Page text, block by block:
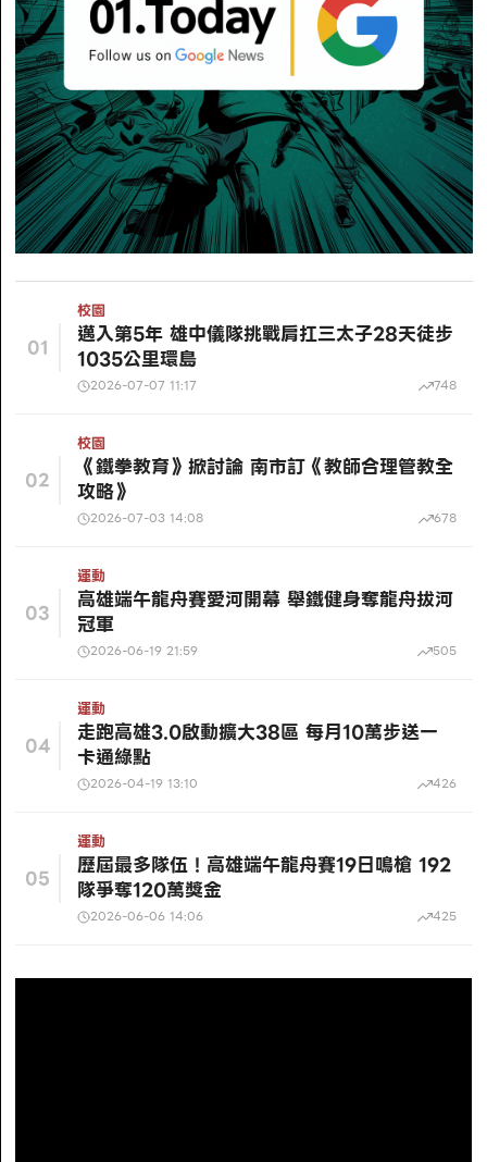
01
校園
邁入第5年 雄中儀隊挑戰肩扛三太子28天徒步
1035公里環島
2026-07-07 11:17 748
02
校園
《鐵拳教育》掀討論 南市訂《教師合理管教全
攻略》
2026-07-03 14:08 678
03
運動
高雄端午龍舟賽愛河開幕 舉鐵健身奪龍舟拔河
冠軍
2026-06-19 21:59 505
04
運動
走跑高雄3.0啟動擴大38區 每月10萬步送一
卡通綠點
2026-04-19 13:10 426
05
運動
歷屆最多隊伍！高雄端午龍舟賽19日鳴槍 192
隊爭奪120萬獎金
2026-06-06 14:06 425